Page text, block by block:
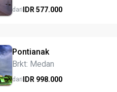
dari IDR 577.000
Pontianak
Brkt: Medan
dari IDR 998.000